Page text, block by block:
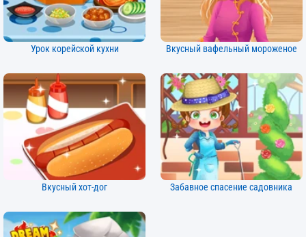
Урок корейской кухни Вкусный вафельный мороженое
Вкусный хот-дог Забавное спасение садовника